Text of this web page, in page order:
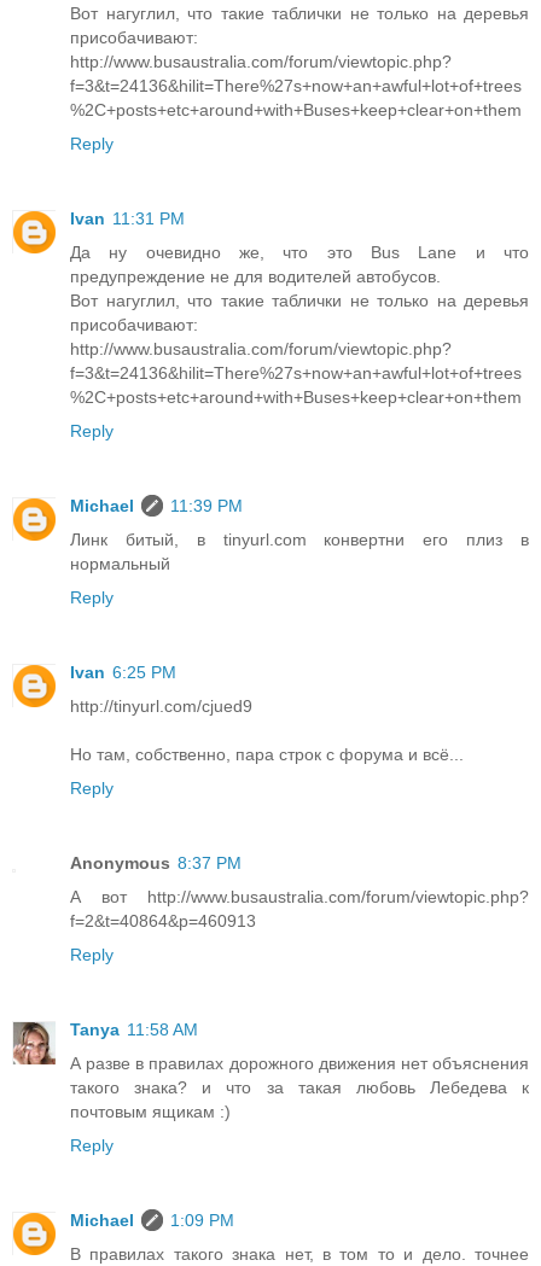
Вот нагуглил, что такие таблички не только на деревья
присобачивают:
http://www.busaustralia.com/forum/viewtopic.php?
f=3&t=24136&hilit=There%27s+now+an+awful+lot+of+trees
%2C+posts+etc+around+with+Buses+keep+clear+on+them
Reply
Ivan 11:31 PM
Да ну очевидно же, что это Bus Lane и что
предупреждение не для водителей автобусов.
Вот нагуглил, что такие таблички не только на деревья
присобачивают:
http://www.busaustralia.com/forum/viewtopic.php?
f=3&t=24136&hilit=There%27s+now+an+awful+lot+of+trees
%2C+posts+etc+around+with+Buses+keep+clear+on+them
Reply
Michael
11:39 PM
Линк битый, в tinyurl.com конвертни его плиз в
нормальный
Reply
Ivan 6:25 PM
http://tinyurl.com/cjued9
Но там, собственно, пара строк с форума и всё...
Reply
Anonymous 8:37 PM
А вот http://www.busaustralia.com/forum/viewtopic.php?
f=2&t=40864&p=460913
Reply
Tanya 11:58 AM
А разве в правилах дорожного движения нет объяснения
такого знака? и что за такая любовь Лебедева к
почтовым ящикам :)
Reply
Michael
1:09 PM
В правилах такого знака нет, в том то и дело. точнее